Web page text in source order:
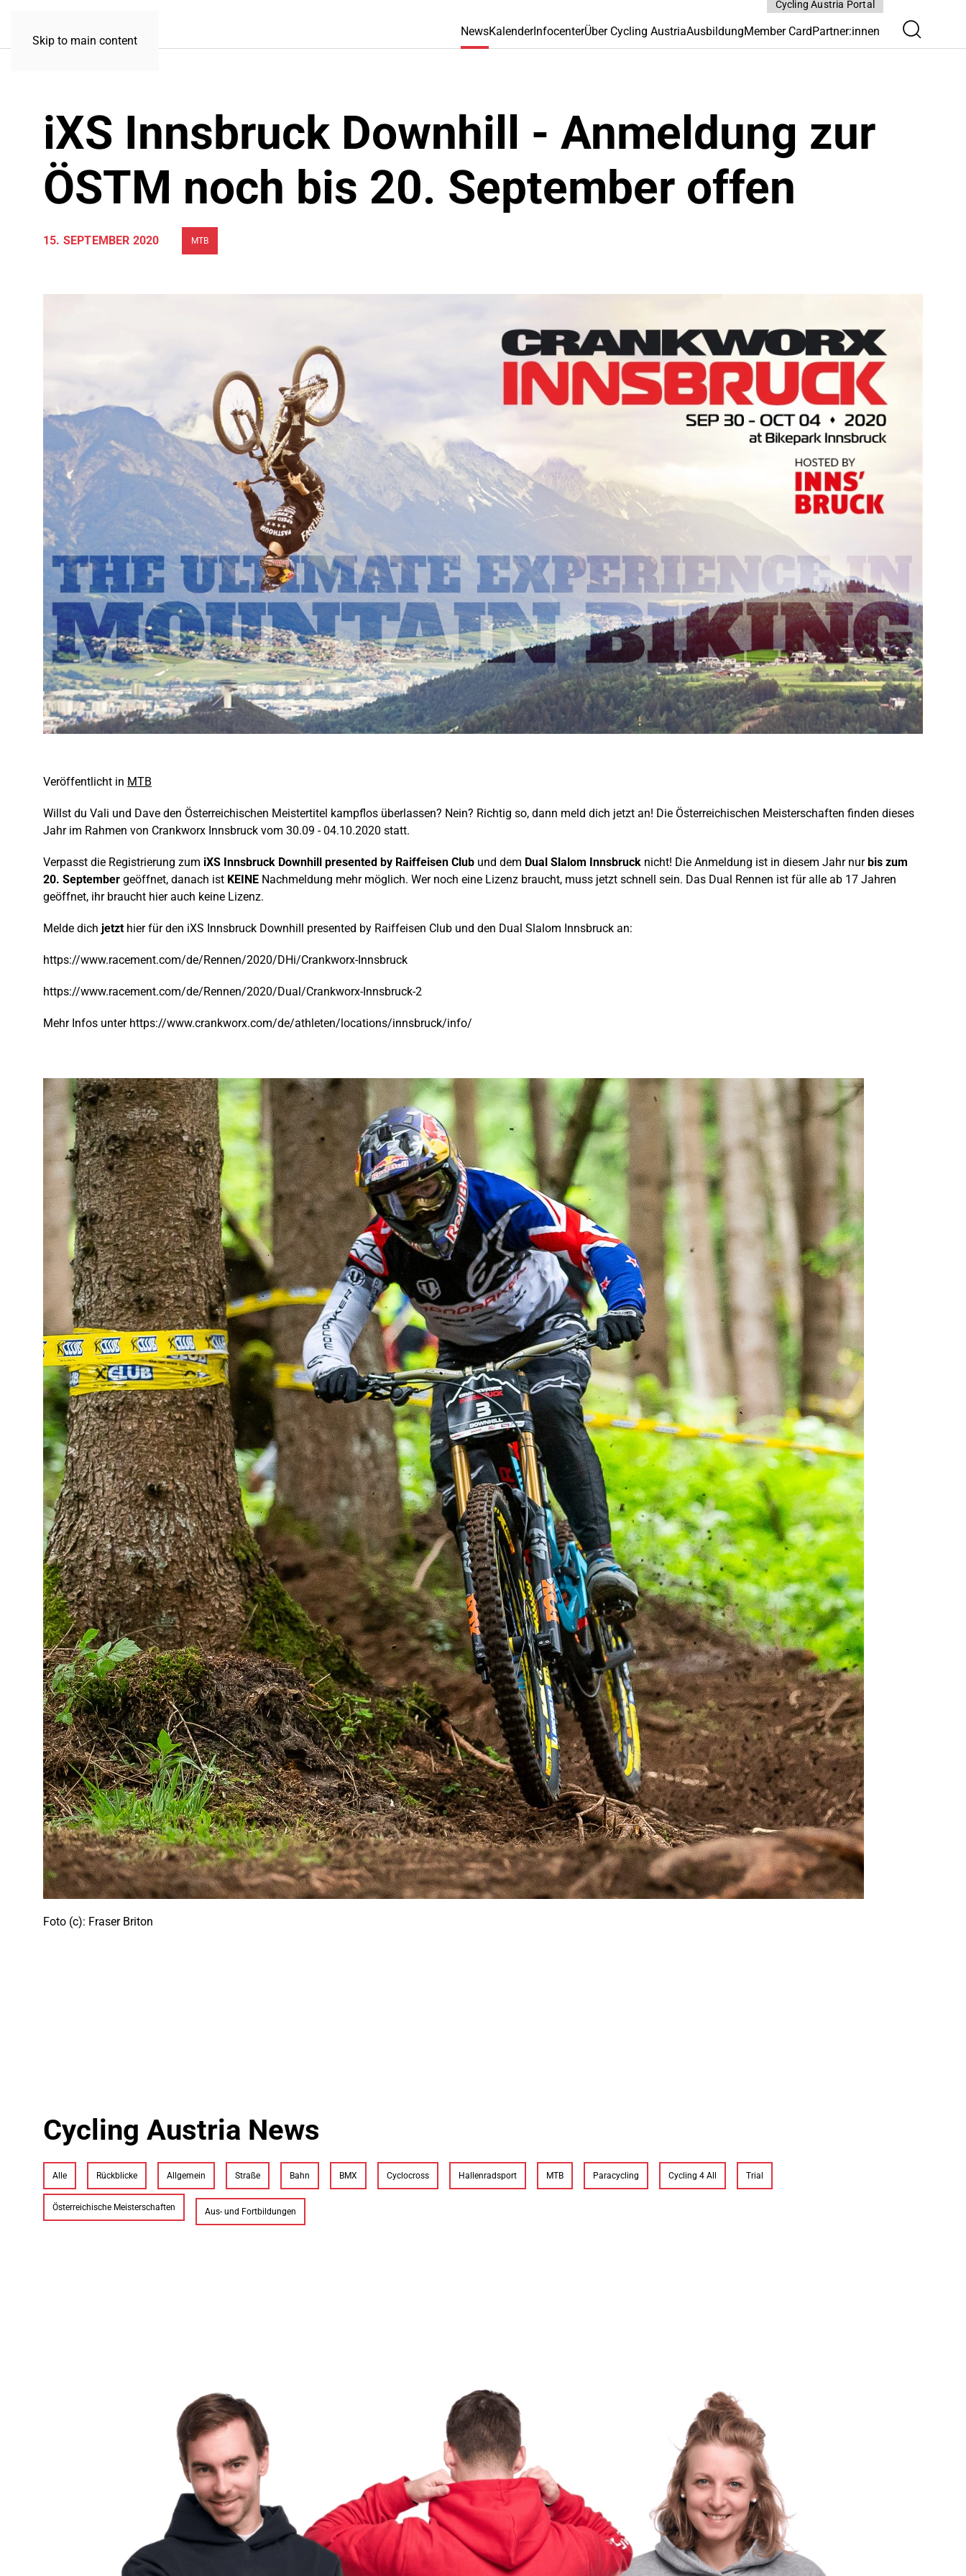
Skip to main content
NewsKalenderInfocenterÜber Cycling AustriaAusbildungMember CardPartner:innen
Cycling Austria Portal
iXS Innsbruck Downhill - Anmeldung zur
ÖSTM noch bis 20. September offen
15. SEPTEMBER 2020 MTB
Veröffentlicht in MTB
Willst du Vali und Dave den Österreichischen Meistertitel kampflos überlassen? Nein? Richtig so, dann meld dich jetzt an! Die Österreichischen Meisterschaften finden dieses
Jahr im Rahmen von Crankworx Innsbruck vom 30.09 - 04.10.2020 statt.
Verpasst die Registrierung zum iXS Innsbruck Downhill presented by Raiffeisen Club und dem Dual Slalom Innsbruck nicht! Die Anmeldung ist in diesem Jahr nurbis zum
20. September geöffnet, danach ist KEINE Nachmeldung mehr möglich. Wer noch eine Lizenz braucht, muss jetzt schnell sein. Das Dual Rennen ist für alle ab 17 Jahren
geöffnet, ihr braucht hier auch keine Lizenz.
Melde dich jetzthier für den iXS Innsbruck Downhill presented by Raiffeisen Club und den Dual Slalom Innsbruck an:
https://www.racement.com/de/Rennen/2020/DHi/Crankworx-Innsbruck
https://www.racement.com/de/Rennen/2020/Dual/Crankworx-Innsbruck-2
Mehr Infos unter https://www.crankworx.com/de/athleten/locations/innsbruck/info/
Foto (c): Fraser Briton
Cycling Austria News
Alle Rückblicke Allgemein Straße Bahn BMX Cyclocross Hallenradsport MTB Paracycling Cycling 4 All Trial
Österreichische Meisterschaften Aus- und Fortbildungen